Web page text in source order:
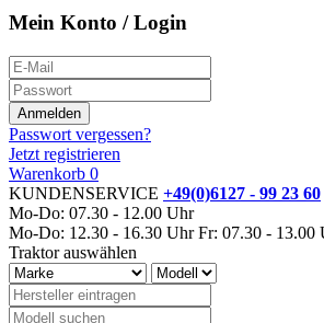
Mein Konto / Login
Passwort vergessen?
Jetzt registrieren
Warenkorb 0
KUNDENSERVICE +49(0)6127 - 99 23 60
Mo-Do: 07.30 - 12.00 Uhr
Mo-Do: 12.30 - 16.30 Uhr Fr: 07.30 - 13.00
Traktor auswählen